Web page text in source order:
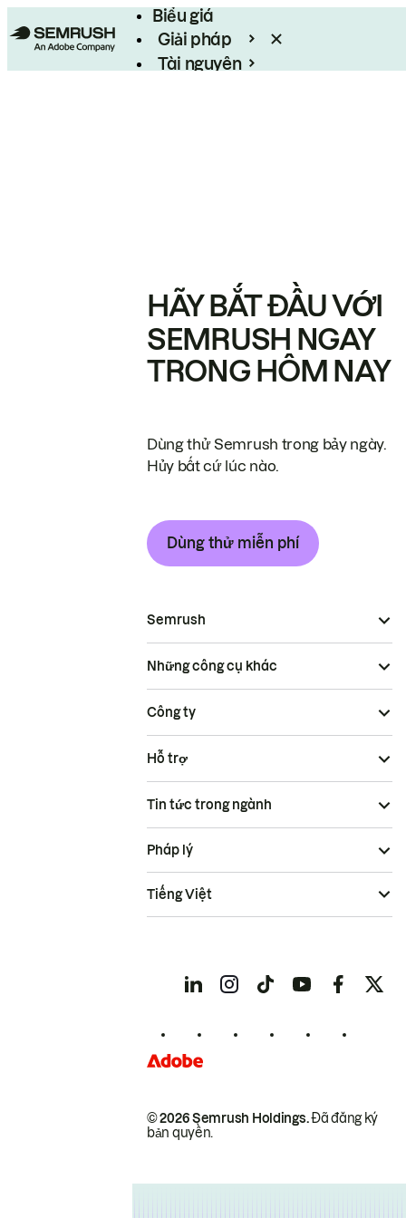
Biểu giá
Giải pháp
Tài nguyên
HÃY BẮT ĐẦU VỚI
SEMRUSH NGAY
TRONG HÔM NAY
Dùng thử Semrush trong bảy ngày.
Hủy bất cứ lúc nào.
Dùng thử miễn phí
Semrush
Những công cụ khác
Công ty
Hỗ trợ
Tin tức trong ngành
© 2026 Semrush Holdings.Đã đăng ký
bản quyền.
Pháp lý
Tiếng Việt